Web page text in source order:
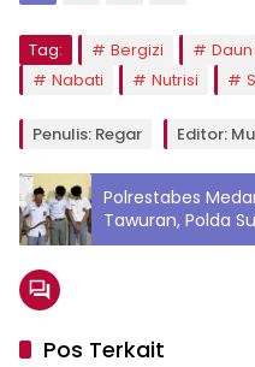
Tag: Bergizi
Nabati
Nutrisi
Penulis: Regar Editor:
Polrestabes
Tawuran, Polda
Kejahatan
Pos Terkait